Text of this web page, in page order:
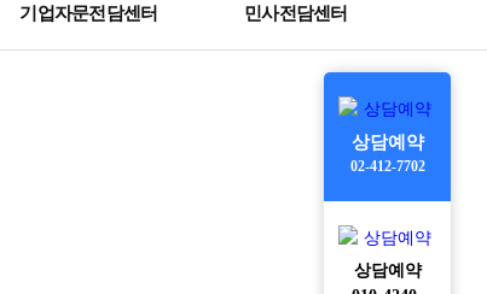
기업자문전담센터 민사전담센터
상담예약
02-412-7702
상담예약